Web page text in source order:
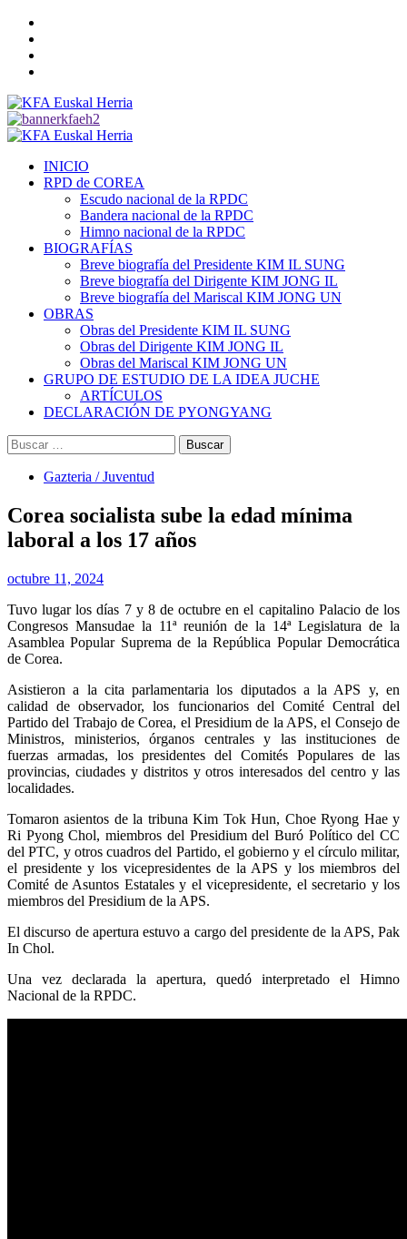
Saltar
contenido
Menú
INICIO
RPD de COREA
Escudo nacional de la RPDC
Bandera nacional de la RPDC
Himno nacional de la RPDC
BIOGRAFÍAS
Breve biografía del Presidente KIM IL SUNG
Breve biografía del Dirigente KIM JONG IL
Breve biografía del Mariscal KIM JONG UN
OBRAS
Obras del Presidente KIM IL SUNG
Obras del Dirigente KIM JONG IL
Obras del Mariscal KIM JONG UN
GRUPO DE ESTUDIO DE LA IDEA JUCHE
ARTÍCULOS
DECLARACIÓN DE PYONGYANG
Buscar:
Gazteria / Juventud
Corea socialista sube la edad mínima
laboral a los 17 años
octubre 11, 2024
Tuvo lugar los días 7 y 8 de octubre en el capitalino Palacio de los
Congresos Mansudae la 11ª reunión de la 14ª Legislatura de la
Asamblea Popular Suprema de la República Popular Democrática
de Corea.
Asistieron a la cita parlamentaria los diputados a la APS y, en
calidad de observador, los funcionarios del Comité Central del
Partido del Trabajo de Corea, el Presidium de la APS, el Consejo de
Ministros, ministerios, órganos centrales y las instituciones de
fuerzas armadas, los presidentes del Comités Populares de las
provincias, ciudades y distritos y otros interesados del centro y las
localidades.
Tomaron asientos de la tribuna Kim Tok Hun, Choe Ryong Hae y
Ri Pyong Chol, miembros del Presidium del Buró Político del CC
del PTC, y otros cuadros del Partido, el gobierno y el círculo militar,
el presidente y los vicepresidentes de la APS y los miembros del
Comité de Asuntos Estatales y el vicepresidente, el secretario y los
miembros del Presidium de la APS.
El discurso de apertura estuvo a cargo del presidente de la APS, Pak
In Chol.
Una vez declarada la apertura, quedó interpretado el Himno
Nacional de la RPDC.